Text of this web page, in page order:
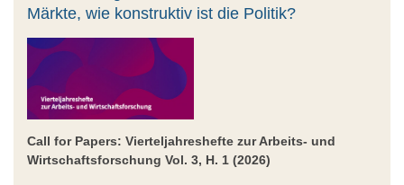
Märkte, wie konstruktiv ist die Politik?
Call for Papers: Vierteljahreshefte zur Arbeits- und
Wirtschaftsforschung Vol. 3, H. 1 (2026)